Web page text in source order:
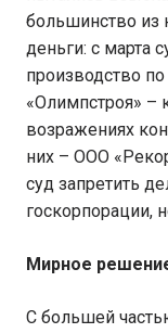
большинство из
деньги: с марта
производство
«Олимпстроя» –
возражениях
них – ООО
суд запретить
госкорпорации,
Мирное
С большей